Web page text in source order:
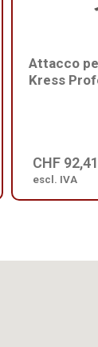
Attacco
Kress
CHF 92,41
escl. IVA